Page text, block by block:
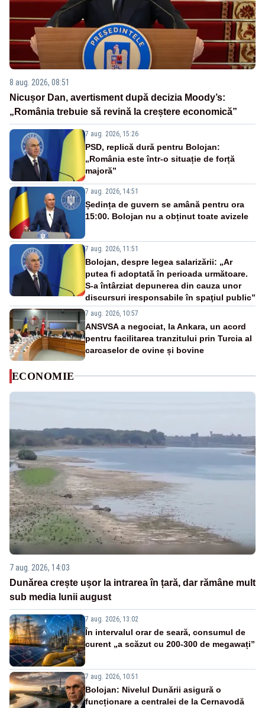
8 aug. 2026, 08:51
Nicușor Dan, avertisment după decizia Moody’s:
„România trebuie să revină la creștere economică”
7 aug. 2026, 15:26
PSD, replică dură pentru Bolojan:
„România este într-o situație de forță
majoră”
7 aug. 2026, 14:51
Ședința de guvern se amână pentru ora
15:00. Bolojan nu a obținut toate avizele
7 aug. 2026, 11:51
Bolojan, despre legea salarizării: „Ar
putea fi adoptată în perioada următoare.
S-a întârziat depunerea din cauza unor
discursuri iresponsabile în spaţiul public”
7 aug. 2026, 10:57
ANSVSA a negociat, la Ankara, un acord
pentru facilitarea tranzitului prin Turcia al
carcaselor de ovine și bovine
ECONOMIE
7 aug. 2026, 14:03
Dunărea crește ușor la intrarea în țară, dar rămâne mult
sub media lunii august
7 aug. 2026, 13:02
În intervalul orar de seară, consumul de
curent „a scăzut cu 200-300 de megawați”
7 aug. 2026, 10:51
Bolojan: Nivelul Dunării asigură o
funcționare a centralei de la Cernavodă